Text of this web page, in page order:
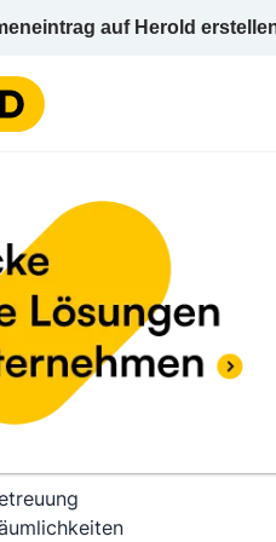
auf Herold
Arzt /
4 BEWERTUNGEN BEWERTUNG
Thaler-Wolf
6/Top 6 6060 Hall in Tirol
f Neurologie